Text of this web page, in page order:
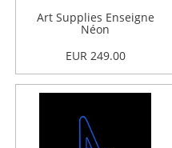
Art Supplies Enseigne
Néon
EUR 249.00